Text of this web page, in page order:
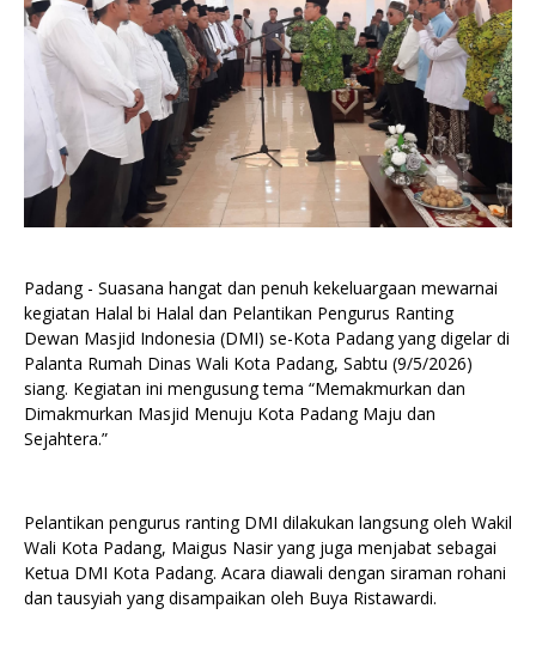
Padang - Suasana hangat dan penuh kekeluargaan mewarnai
kegiatan Halal bi Halal dan Pelantikan Pengurus Ranting
Dewan Masjid Indonesia (DMI) se-Kota Padang yang digelar di
Palanta Rumah Dinas Wali Kota Padang, Sabtu (9/5/2026)
siang. Kegiatan ini mengusung tema “Memakmurkan dan
Dimakmurkan Masjid Menuju Kota Padang Maju dan
Sejahtera.”
Pelantikan pengurus ranting DMI dilakukan langsung oleh Wakil
Wali Kota Padang, Maigus Nasir yang juga menjabat sebagai
Ketua DMI Kota Padang. Acara diawali dengan siraman rohani
dan tausyiah yang disampaikan oleh Buya Ristawardi.